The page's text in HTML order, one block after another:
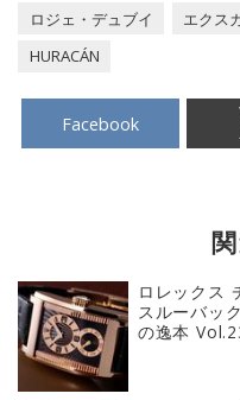
ロジェ・デュブイ
エクス
HURACÁN
Facebook
ロレックス
スルーバッ
の逸本